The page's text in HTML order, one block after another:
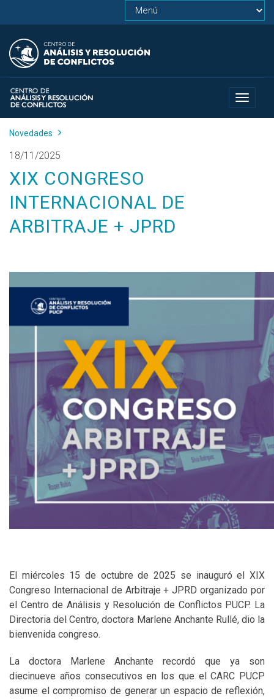
Toggle
Novedades
18/11/2025
XIX CONGRESO
INTERNACIONAL DE
ARBITRAJE + JPRD
El miércoles 15 de octubre de 2025 se inauguró el XIX
Congreso Internacional de Arbitraje + JPRD organizado por
el Centro de Análisis y Resolución de Conflictos PUCP. La
Directoria del Centro, doctora Marlene Anchante Rullé, dio la
bienvenida congreso.
La doctora Marlene Anchante recordó que ya son
diecinueve años consecutivos en los que el CARC PUCP
asume el compromiso de generar un espacio de reflexión,